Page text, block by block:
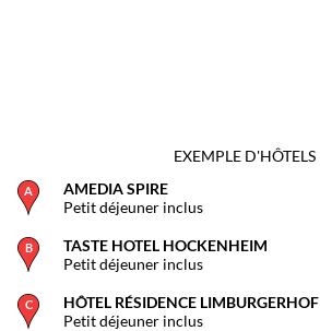
EXEMPLE D'HÔTELS
AMEDIA SPIRE
Petit déjeuner inclus
TASTE HOTEL HOCKENHEIM
Petit déjeuner inclus
HÔTEL RÉSIDENCE LIMBURGERHOF
Petit déjeuner inclus